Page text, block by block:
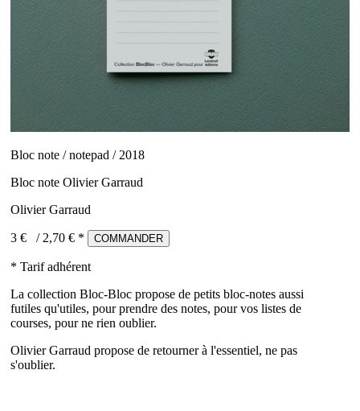
Bloc note / notepad / 2018
Bloc note Olivier Garraud
Olivier Garraud
3 € / 2,70 € * COMMANDER
* Tarif adhérent
La collection Bloc-Bloc propose de petits bloc-notes aussi
futiles qu'utiles, pour prendre des notes, pour vos listes de
courses, pour ne rien oublier.
Olivier Garraud propose de retourner à l'essentiel, ne pas
s'oublier.